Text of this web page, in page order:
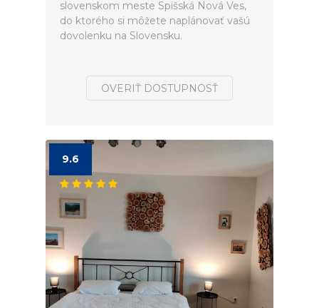
slovenskom meste Spišská Nová Ves,
do ktorého si môžete naplánovať vašú
dovolenku na Slovensku.
OVERIŤ DOSTUPNOSŤ
9.6